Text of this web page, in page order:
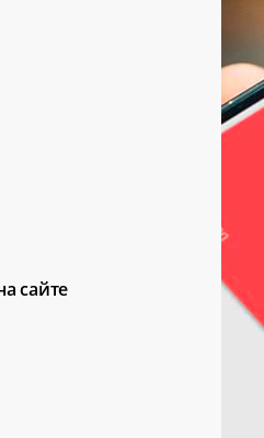
сайте